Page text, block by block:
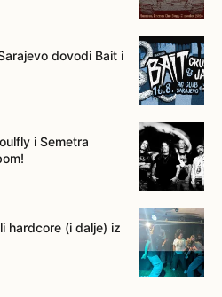
dovodi Bait i
i Semetra
hardcore (i dalje) iz